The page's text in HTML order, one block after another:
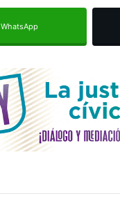
WhatsApp
Carlos
bots